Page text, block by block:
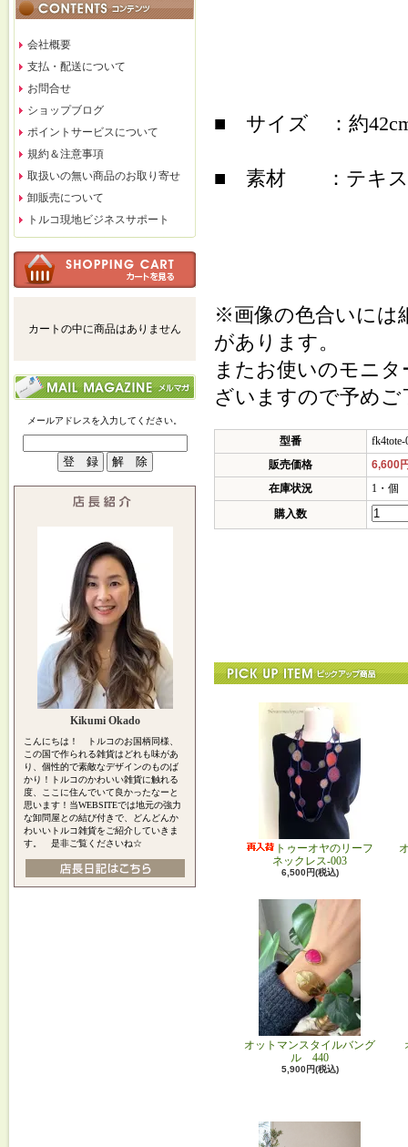
会社概要
支払・配送について
お問合せ
ショップブログ
ポイントサービスについて
規約＆注意事項
取扱いの無い商品のお取り寄せ
卸販売について
トルコ現地ビジネスサポート
カートの中に商品はありません
メールアドレスを入力してください。
Kikumi Okado
こんにちは！ トルコのお国柄同様、
この国で作られる雑貨はどれも味があ
り、個性的で素敵なデザインのものば
かり！トルコのかわいい雑貨に触れる
度、ここに住んでいて良かったなーと
思います！当WEBSITEでは地元の強力
な卸問屋との結び付きで、どんどんか
わいいトルコ雑貨をご紹介していきま
す。 是非ご覧くださいね☆
■ サイズ ：約42cm
■ 素材 ：テキス
※画像の色合いには
があります。
またお使いのモニ
ざいますので予め
型番
fk4tote-
販売価格
6,600
在庫状況
1・個
購入数
トゥーオヤのリーフ
ネックレス-003
6,500円(税込)
オットマンスタイルバング
ル 440
5,900円(税込)